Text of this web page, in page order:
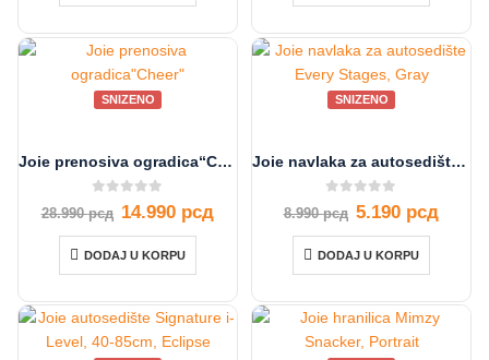
SNIZENO
Joie prenosiva ogradica“Cheer“
out of 5
28.990рсд 14.990 рсд
DODAJ U KORPU
SNIZENO
Joie navlaka za autosedište Every Stages, Gray
out of 5
8.990рсд 5.190 рсд
DODAJ U KORPU